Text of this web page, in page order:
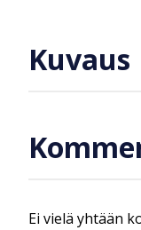
Kuvaus
Ei vielä yhtään